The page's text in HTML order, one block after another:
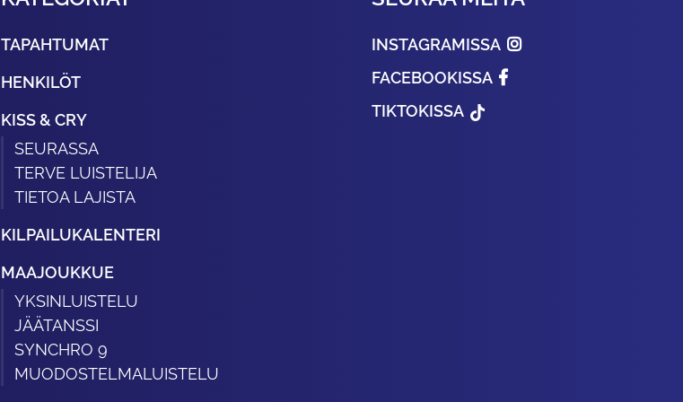
TAPAHTUMAT
HENKILÖT
KISS & CRY
SEURASSA
TERVE LUISTELIJA
TIETOA LAJISTA
KILPAILUKALENTERI
MAAJOUKKUE
YKSINLUISTELU
JÄÄTANSSI
SYNCHRO 9
MUODOSTELMALUISTELU
INSTAGRAMISSA
FACEBOOKISSA
TIKTOKISSA